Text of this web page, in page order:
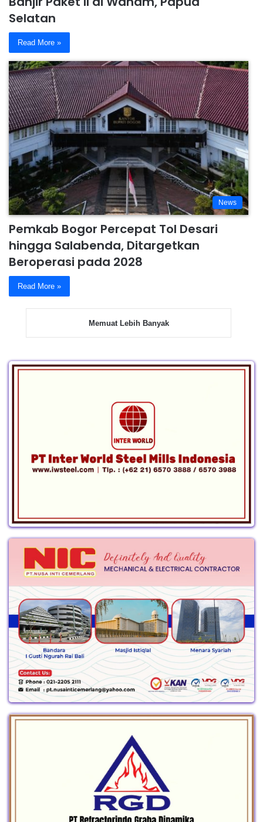
Selatan
Read More »
News
Pemkab Bogor Percepat Tol Desari
hingga Salabenda, Ditargetkan
Beroperasi pada 2028
Read More »
Memuat Lebih Banyak